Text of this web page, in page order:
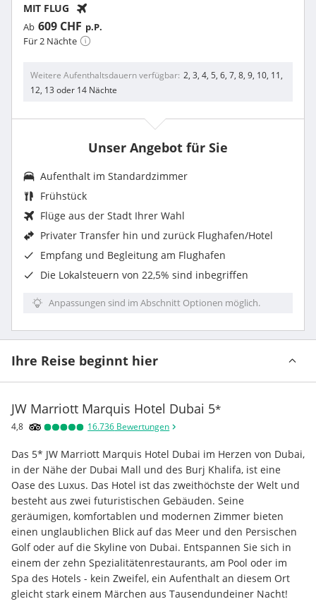
MIT FLUG
Ab 609 CHF p.P.
Für 2 Nächte
Weitere Aufenthaltsdauern verfügbar 2, 3, 4, 5, 6, 7, 8, 9, 10, 11,
12, 13 oder 14 Nächte
Unser Angebot für Sie
Aufenthalt im Standardzimmer
Frühstück
Flüge aus der Stadt Ihrer Wahl
Privater Transfer hin und zurück Flughafen/Hotel
Empfang und Begleitung am Flughafen
Die Lokalsteuern von 22,5% sind inbegriffen
Anpassungen sind im Abschnitt Optionen möglich.
Ihre Reise beginnt hier
JW Marriott Marquis Hotel Dubai 5*
4,8 16.736 Bewertungen
Das 5* JW Marriott Marquis Hotel Dubai im Herzen von Dubai,
in der Nähe der Dubai Mall und des Burj Khalifa, ist eine
Oase des Luxus. Das Hotel ist das zweithöchste der Welt und
besteht aus zwei futuristischen Gebäuden. Seine
geräumigen, komfortablen und modernen Zimmer bieten
einen unglaublichen Blick auf das Meer und den Persischen
Golf oder auf die Skyline von Dubai. Entspannen Sie sich in
einem der zehn Spezialitätenrestaurants, am Pool oder im
Spa des Hotels - kein Zweifel, ein Aufenthalt an diesem Ort
gleicht stark einem Märchen aus Tausendundeiner Nacht!